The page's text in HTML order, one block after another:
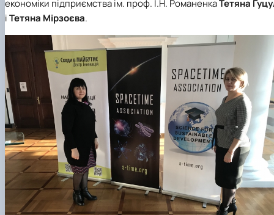
економіки підприємства ім. проф. І.Н. РоманенкаТетяна
іТетяна Мірзоєва.